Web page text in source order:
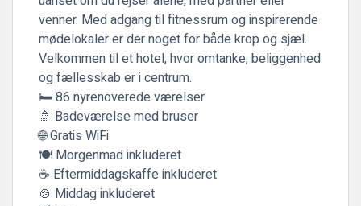
venner. Med adgang til fitnessrum og inspirerende
mødelokaler er der noget for både krop og sjæl.
Velkommen til et hotel, hvor omtanke, beliggenhed
og fællesskab er i centrum.
🛏️ 86 nyrenoverede værelser
🚿 Badeværelse med bruser
🌐 Gratis WiFi
🍽️ Morgenmad inkluderet
☕ Eftermiddagskaffe inkluderet
🍲 Middag inkluderet